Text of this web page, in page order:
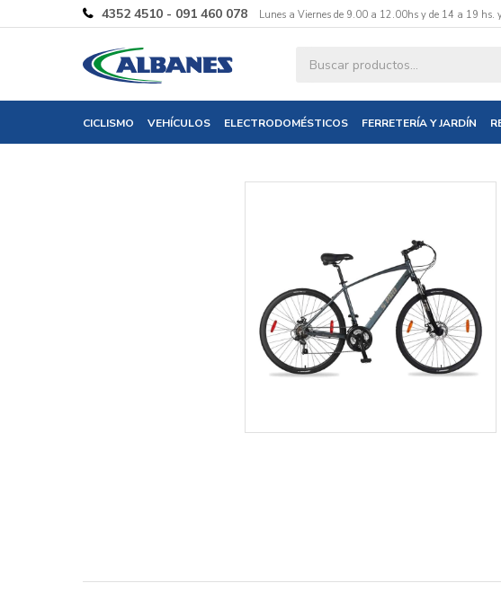
CICLISMO VEHÍCULOS ELECTRODOMÉSTICOS FERRETERÍA Y JARDÍN
4352 4510 - 091 460 078 Lunes a Viernes de 9.00 a 12.00hs y de 14 a 19 hs.
Ingresa tus datos y te
Teléfono
Mensaje